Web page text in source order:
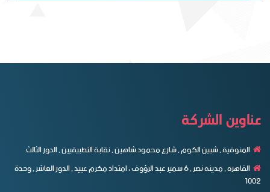
عناوين الشركة
المنوفية , شبين الكوم , شارع محمود شاهين , نقابة التطبيقيين , الدور الثالث
القاهره , مدينه نصر , ٦ سمير عبد الرؤوف ، امتداد مكرم عبيد , الدور العاشر , وحدة
1002